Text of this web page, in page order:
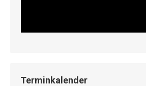
Terminkalender